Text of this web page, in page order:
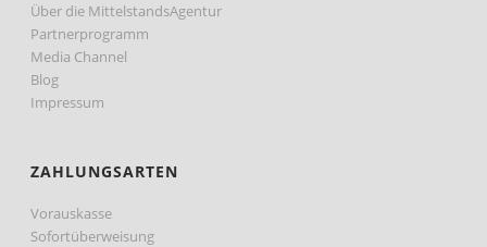
Über die MittelstandsAgentur
Partnerprogramm
Media Channel
Blog
Impressum
ZAHLUNGSARTEN
Vorauskasse
Sofortüberweisung